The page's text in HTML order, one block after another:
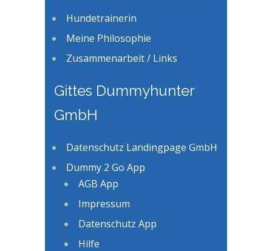
Hundetrainerin
Meine Philosophie
Zusammenarbeit / Links
Gittes Dummyhunter
GmbH
Datenschutz Landingpage GmbH
Dummy 2 Go App
AGB App
Impressum
Datenschutz App
Hilfe